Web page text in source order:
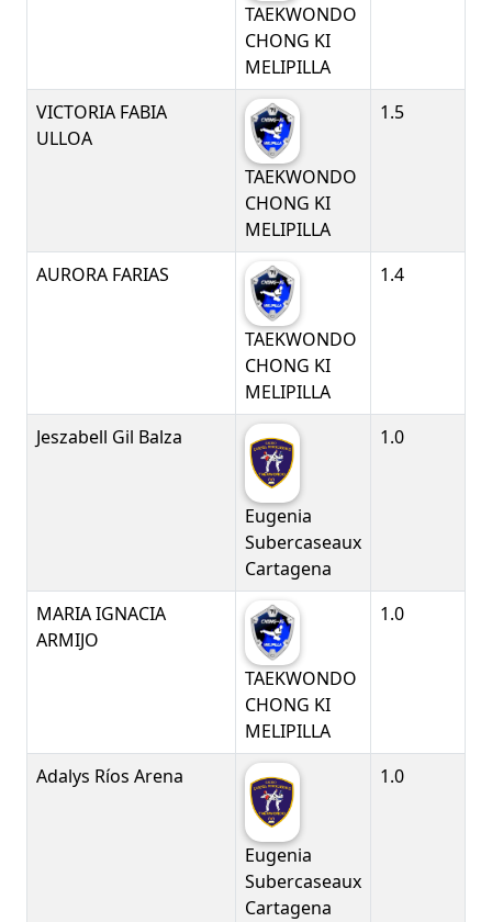
TAEKWONDO
CHONG KI
MELIPILLA
VICTORIA FABIA
ULLOA
TAEKWONDO
CHONG KI
MELIPILLA
1.5
AURORA FARIAS
TAEKWONDO
CHONG KI
MELIPILLA
1.4
Jeszabell Gil Balza
Eugenia
Subercaseaux
Cartagena
1.0
MARIA IGNACIA
ARMIJO
TAEKWONDO
CHONG KI
MELIPILLA
1.0
Adalys Ríos Arena
Eugenia
Subercaseaux
Cartagena
1.0